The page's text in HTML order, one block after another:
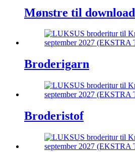
Mønstre til download
Broderigarn
Broderistof